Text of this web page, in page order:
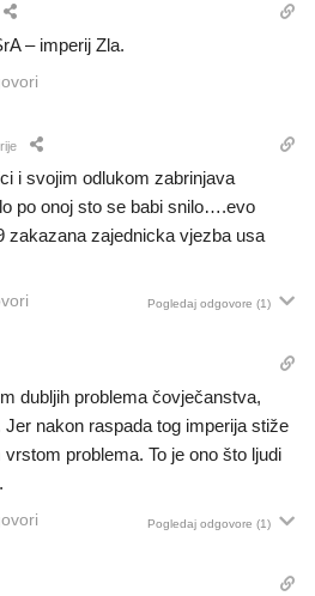
– imperij Zla.
i svojim odlukom zabrinjava
po onoj sto se babi snilo….evo
zakazana zajednicka vjezba usa
Pogledaj odgovore (1)
dubljih problema čovječanstva,
nakon raspada tog imperija stiže
problema. To je ono što ljudi
Pogledaj odgovore (1)